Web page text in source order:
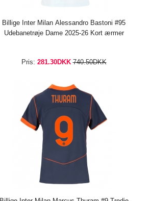
Billige Inter Milan Alessandro Bastoni #95
Udebanetrøje Dame 2025-26 Kort ærmer
Pris: 281.30DKK 740.50DKK